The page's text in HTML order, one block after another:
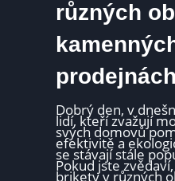
o
s
i
l
e
d
v
r
o
c
ů
a
j
e
j
i
e
l
t
s
z
e
e
k
o
t
e
l
z
různých
Dobrý den, v
lidí, kteří zvažují
svých domovů
efektivitě a
se stávají stále
Pokud jste
brikety v různých